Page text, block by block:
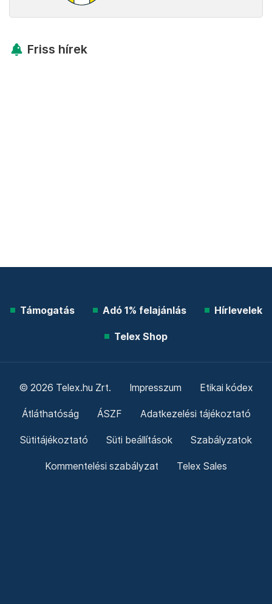
Friss hírek
Támogatás Adó 1% felajánlás Hírlevelek
Telex Shop
© 2026 Telex.hu Zrt. Impresszum Etikai kódex
Átláthatóság ÁSZF Adatkezelési tájékoztató
Sütitájékoztató Süti beállítások Szabályzatok
Kommentelési szabályzat Telex Sales